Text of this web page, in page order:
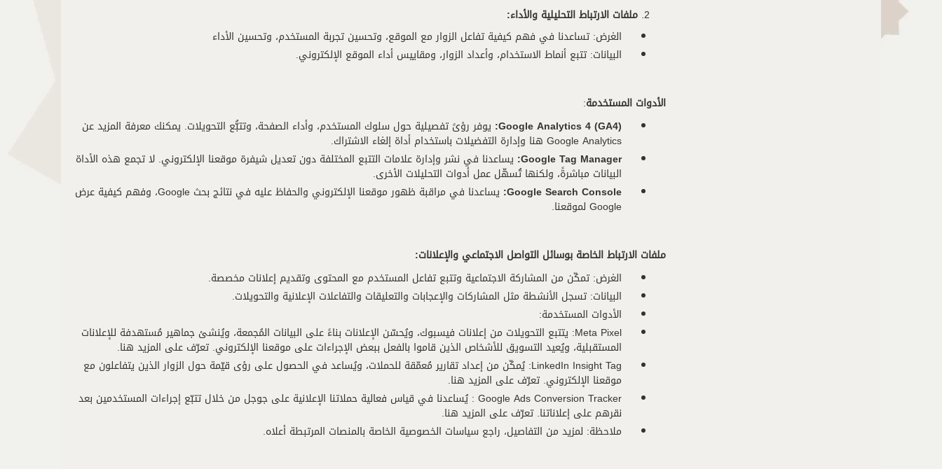
ملفات الارتباط التحليلية والأداء:
الغرض: تساعدنا في فهم كيفية تفاعل الزوار مع الموقع، وتحسين تجربة المستخدم، وتحسين الأداء
البيانات: تتبع أنماط الاستخدام، وأعداد الزوار، ومقاييس أداء الموقع الإلكتروني.
الأدوات المستخدمة:
Google Analytics 4 (GA4): يوفر رؤىً تفصيلية حول سلوك المستخدم، وأداء الصفحة، وتتبُّع التحويلات. يمكنك معرفة المزيد عن
Google Analytics هنا وإدارة التفضيلات باستخدام أداة إلغاء الاشتراك.
Google Tag Manager: يساعدنا في نشر وإدارة علامات التتبع المختلفة دون تعديل شيفرة موقعنا الإلكتروني. لا تجمع هذه الأداة
البيانات مباشرةً، ولكنها تُسهّل عمل أدوات التحليلات الأخرى.
Google Search Console:
يساعدنا في مراقبة ظهور موقعنا الإلكتروني والحفاظ عليه في نتائج بحث Google، وفهم كيفية عرض
Google لموقعنا.
ملفات الارتباط الخاصة بوسائل التواصل الاجتماعي والإعلانات:
الغرض: تمكّن من المشاركة الاجتماعية وتتبع تفاعل المستخدم مع المحتوى وتقديم إعلانات مخصصة.
البيانات: تسجل الأنشطة مثل المشاركات والإعجابات والتعليقات والتفاعلات الإعلانية والتحويلات.
الأدوات المستخدمة:
Meta Pixel: يتتبع التحويلات من إعلانات فيسبوك، ويُحسّن الإعلانات بناءً على البيانات المُجمعة، ويُنشئ جماهير مُستهدفة للإعلانات
المستقبلية، ويُعيد التسويق للأشخاص الذين قاموا بالفعل ببعض الإجراءات على موقعنا الإلكتروني. تعرّف على المزيد هنا.
LinkedIn Insight Tag: يُمكّن من إعداد تقارير مُعمّقة للحملات، ويُساعد في الحصول على رؤى قيّمة حول الزوار الذين يتفاعلون مع
موقعنا الإلكتروني. تعرّف على المزيد هنا.
Google Ads Conversion Tracker : يُساعدنا في قياس فعالية حملاتنا الإعلانية على جوجل من خلال تتبّع إجراءات المستخدمين بعد
نقرهم على إعلاناتنا. تعرّف على المزيد هنا.
ملاحظة: لمزيد من التفاصيل، راجع سياسات الخصوصية الخاصة بالمنصات المرتبطة أعلاه.